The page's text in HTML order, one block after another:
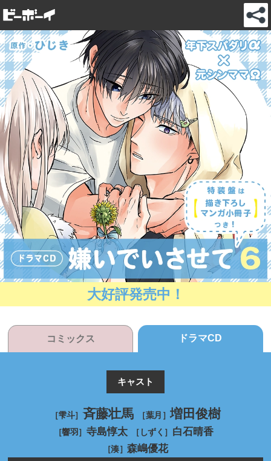
大好評発売中！
コミックス ドラマCD
キャスト
［雫斗］斉藤壮馬［葉月］増田俊樹
［響羽］ 寺島惇太［しずく］ 白石晴香
［湊］森嶋優花